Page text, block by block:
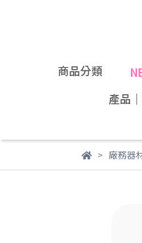
商品分類
產品
廠務器